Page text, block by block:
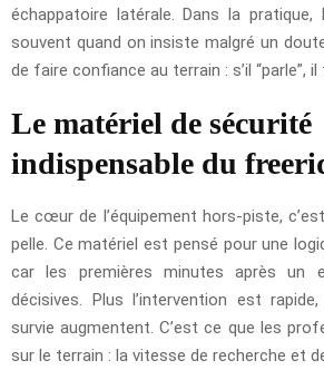
échappatoire latérale. Dans la
souvent quand on insiste malgré un
de faire confiance au terrain : s’il “parle”, il
Le matériel de sécurité
indispensable du
Le cœur de l’équipement hors-piste,
pelle. Ce matériel est pensé pour une
car les premières minutes après un
décisives. Plus l’intervention est
survie augmentent. C’est ce que les
sur le terrain : la vitesse de recherche et